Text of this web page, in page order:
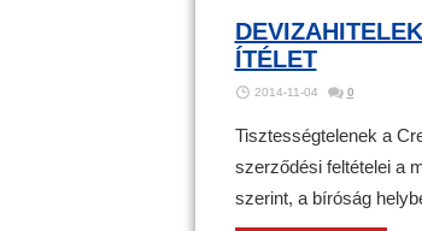
ÍTÉLET
2014-11-04 0
Tisztességtelenek a
szerződési feltételei a
szerint, a bíróság